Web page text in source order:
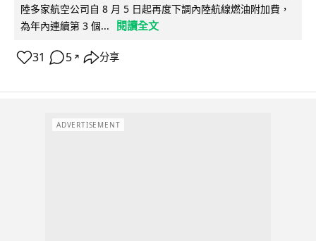
陸多家航空公司自 8 月 5 日起再度下調內陸航線燃油附加費，
為年內連續第 3 個...
閱讀全文
31 5 ↗ 分享
ADVERTISEMENT